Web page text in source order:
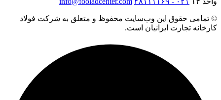
© تمامی حقوق این وب‌سایت محفوظ و متعلق به شرکت فولاد
کارخانه تجارت ایرانیان است.